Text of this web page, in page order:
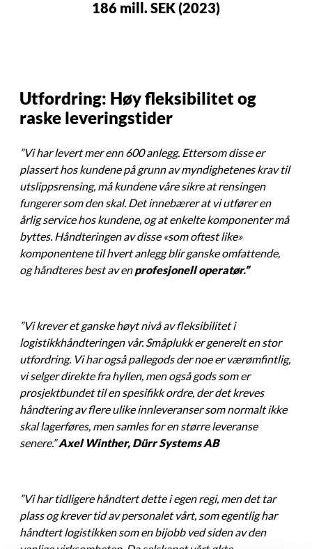
186 mill. SEK (2023)
Utfordring: Høy fleksibilitet og
raske leveringstider
”Vi har levert mer enn 600 anlegg. Ettersom disse er
plassert hos kundene på grunn av myndighetenes krav til
utslippsrensing, må kundene våre sikre at rensingen
fungerer som den skal. Det innebærer at vi utfører en
årlig service hos kundene, og at enkelte komponenter må
byttes. Håndteringen av disse «som oftest like»
komponentene til hvert anlegg blir ganske omfattende,
og håndteres best av enprofesjonell operatør.”
”Vi krever et ganske høyt nivå av fleksibilitet i
logistikkhåndteringen vår. Småplukk er generelt en stor
utfordring. Vi har også pallegods der noe er værømfintlig,
vi selger direkte fra hyllen, men også gods som er
prosjektbundet til en spesifikk ordre, der det kreves
håndtering av flere ulike innleveranser som normalt ikke
skal lagerføres, men samles for en større leveranse
senere.”Axel Winther, Dürr Systems AB
”Vi har tidligere håndtert dette i egen regi, men det tar
plass og krever tid av personalet vårt, som egentlig har
håndtert logistikken som en bijobb ved siden av den